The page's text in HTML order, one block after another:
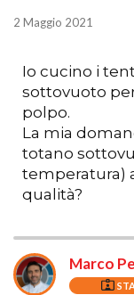
2 Maggio 2021
Io cucino i
sottovuoto
polpo.
La mia
totano
temperatura)
qualità?
Marco